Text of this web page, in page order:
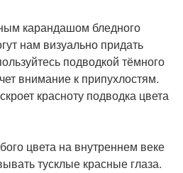
карандашом бледного
нам визуально придать
подводкой тёмного
внимание к припухлостям.
красноту подводка цвета
цвета на внутреннем веке
тусклые красные глаза.